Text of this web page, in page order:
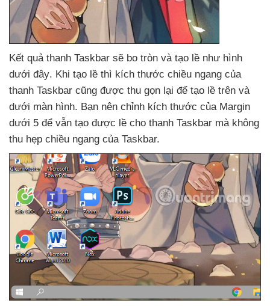
Kết quả thanh Taskbar sẽ bo tròn và tạo lề như hình
dưới đây. Khi tạo lề thì kích thước chiều ngang của
thanh Taskbar cũng được thu gọn lại để tạo lề trên và
dưới màn hình. Bạn nên chỉnh kích thước của Margin
dưới 5 để vẫn tạo được lề cho thanh Taskbar mà không
thu hẹp chiều ngang của Taskbar.